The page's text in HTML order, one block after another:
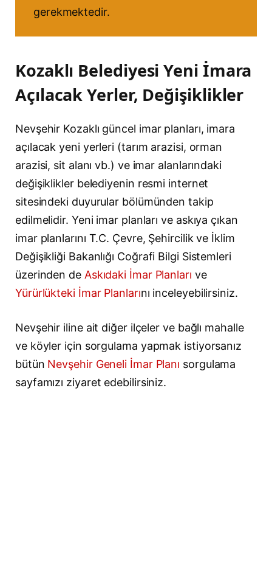
gerekmektedir.
Kozaklı Belediyesi Yeni İmara
Açılacak Yerler, Değişiklikler
Nevşehir Kozaklı güncel imar planları, imara
açılacak yeni yerleri (tarım arazisi, orman
arazisi, sit alanı vb.) ve imar alanlarındaki
değişiklikler belediyenin resmi internet
sitesindeki duyurular bölümünden takip
edilmelidir. Yeni imar planları ve askıya çıkan
imar planlarını T.C. Çevre, Şehircilik ve İklim
Değişikliği Bakanlığı Coğrafi Bilgi Sistemleri
üzerinden de Askıdaki İmar Planları ve
Yürürlükteki İmar Planlarını inceleyebilirsiniz.
Nevşehir iline ait diğer ilçeler ve bağlı mahalle
ve köyler için sorgulama yapmak istiyorsanız
bütün Nevşehir Geneli İmar Planı sorgulama
sayfamızı ziyaret edebilirsiniz.